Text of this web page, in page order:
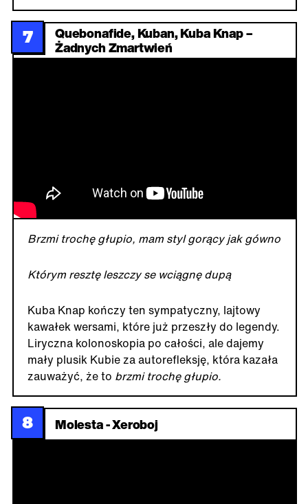
7
Quebonafide, Kuban, Kuba Knap –
Żadnych Zmartwień
Brzmi trochę głupio, mam styl gorący jak gówno
Którym resztę leszczy se wciągnę dupą
Kuba Knap kończy ten sympatyczny, lajtowy
kawałek wersami, które już przeszły do legendy.
Liryczna kolonoskopia po całości, ale dajemy
mały plusik Kubie za autorefleksję, która kazała
zauważyć, że to brzmi trochę głupio.
8 Molesta - Xeroboj